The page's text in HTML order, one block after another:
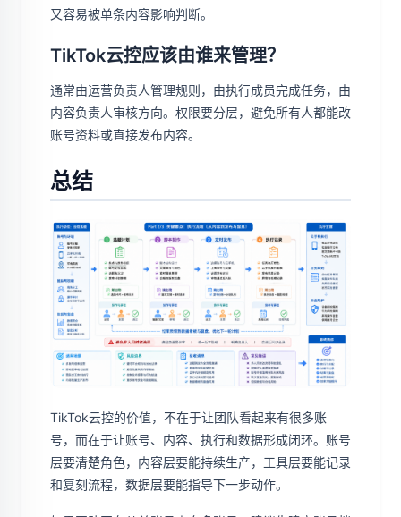
又容易被单条内容影响判断。
TikTok云控应该由谁来管理？
通常由运营负责人管理规则，由执行成员完成任务，由
内容负责人审核方向。权限要分层，避免所有人都能改
账号资料或直接发布内容。
总结
TikTok云控的价值，不在于让团队看起来有很多账
号，而在于让账号、内容、执行和数据形成闭环。账号
层要清楚角色，内容层要能持续生产，工具层要能记录
和复刻流程，数据层要能指导下一步动作。